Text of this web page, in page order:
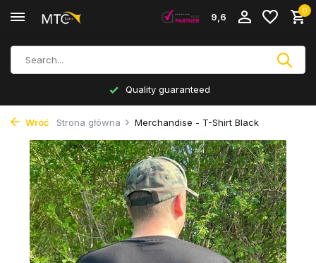
9,6
0
Quality guaranteed
Wróć Strona główna Merchandise - T-Shirt Black